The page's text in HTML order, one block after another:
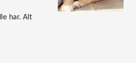
har. Alt